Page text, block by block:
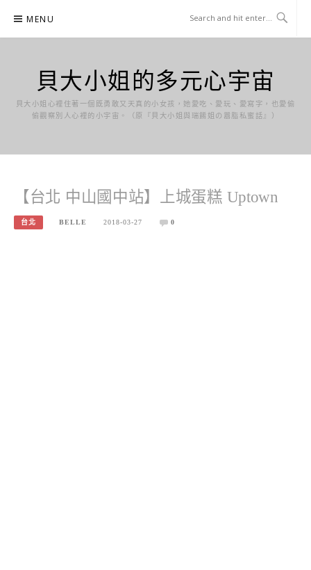
content
MENU
貝大小姐的多元心宇宙
貝大小姐心裡住著一個既勇敢又天真的小女孩，她愛吃、愛玩、愛寫字，也愛偷
偷觀察別人心裡的小宇宙。（原『貝大小姐與瑞餚姐の囂脂私蜜話』）
【台北 中山國中站】上城蛋糕 Uptown
台北 BELLE 2018-03-27 0